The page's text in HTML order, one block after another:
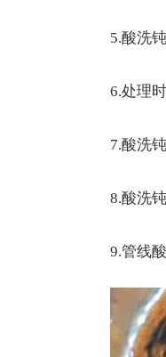
5.酸洗
6.处理
7.酸洗
8.酸洗
9.管线